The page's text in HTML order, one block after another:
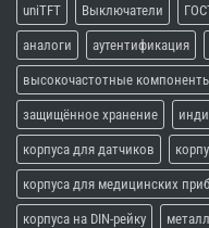
uniTFT Выключатели
аналоги аутентификация
высокочастотные
защищённое хранение
корпуса для датчиков
корпуса для медицинских
корпуса на DIN-рейку